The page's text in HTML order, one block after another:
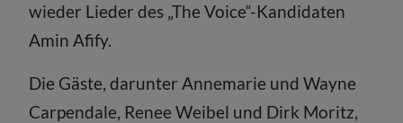
wieder Lieder des „The Voice“-Kandidaten
Amin Afify.
Die Gäste, darunter Annemarie und Wayne
Carpendale, Renee Weibel und Dirk Moritz,